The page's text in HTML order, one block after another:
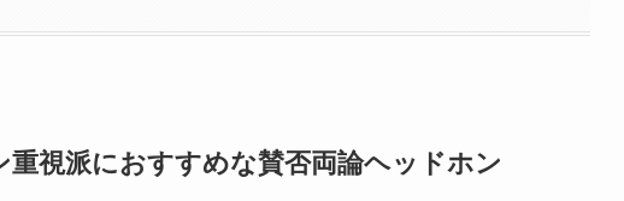
視派におすすめな賛否両論ヘッドホン